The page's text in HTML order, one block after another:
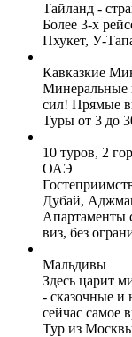
Тайланд -
Более 3-х
Пхукет, У-
Кавказкие
Минеральные
сил! Прямые
Туры от 3 до
10 туров, 2
ОАЭ
Дубай,
Апартаменты
виз, без
Мальдивы
Здесь царит
- сказочные и
сейчас самое
Тур из